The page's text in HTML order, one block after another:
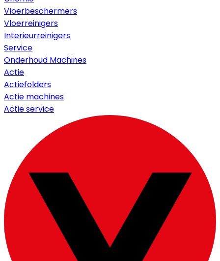
Vloerbeschermers
Vloerreinigers
Interieurreinigers
Service
Onderhoud Machines
Actie
Actiefolders
Actie machines
Actie service